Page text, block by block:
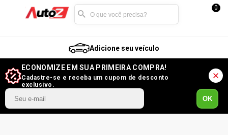
0
Adicione seu veículo
ECONOMIZE EM SUA PRIMEIRA COMPRA!
Cadastre-se e receba um cupom de desconto
exclusivo.
OK